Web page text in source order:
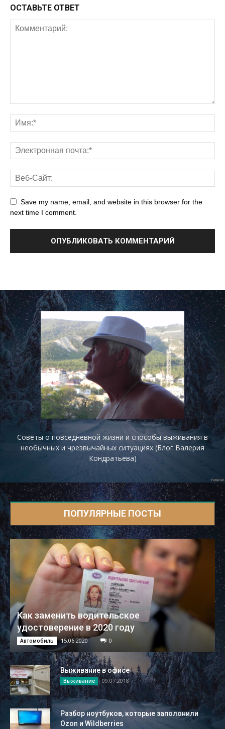
ОСТАВЬТЕ ОТВЕТ
Save my name, email, and website in this browser for the
next time I comment.
Советы о повседневной жизни и способы выживания в
необычных и чрезвычайных ситуациях (Блог Валерия
Кондратьева)
ПОПУЛЯРНЫЕ ПОСТЫ
Как заменить водительское
удостоверение в 2020 году
Автомобиль 15.06.2020 0
Выживание в офисе
Выживание 09.07.2018
Разбор ноутбуков, которые заполонили
Ozon и Wildberries